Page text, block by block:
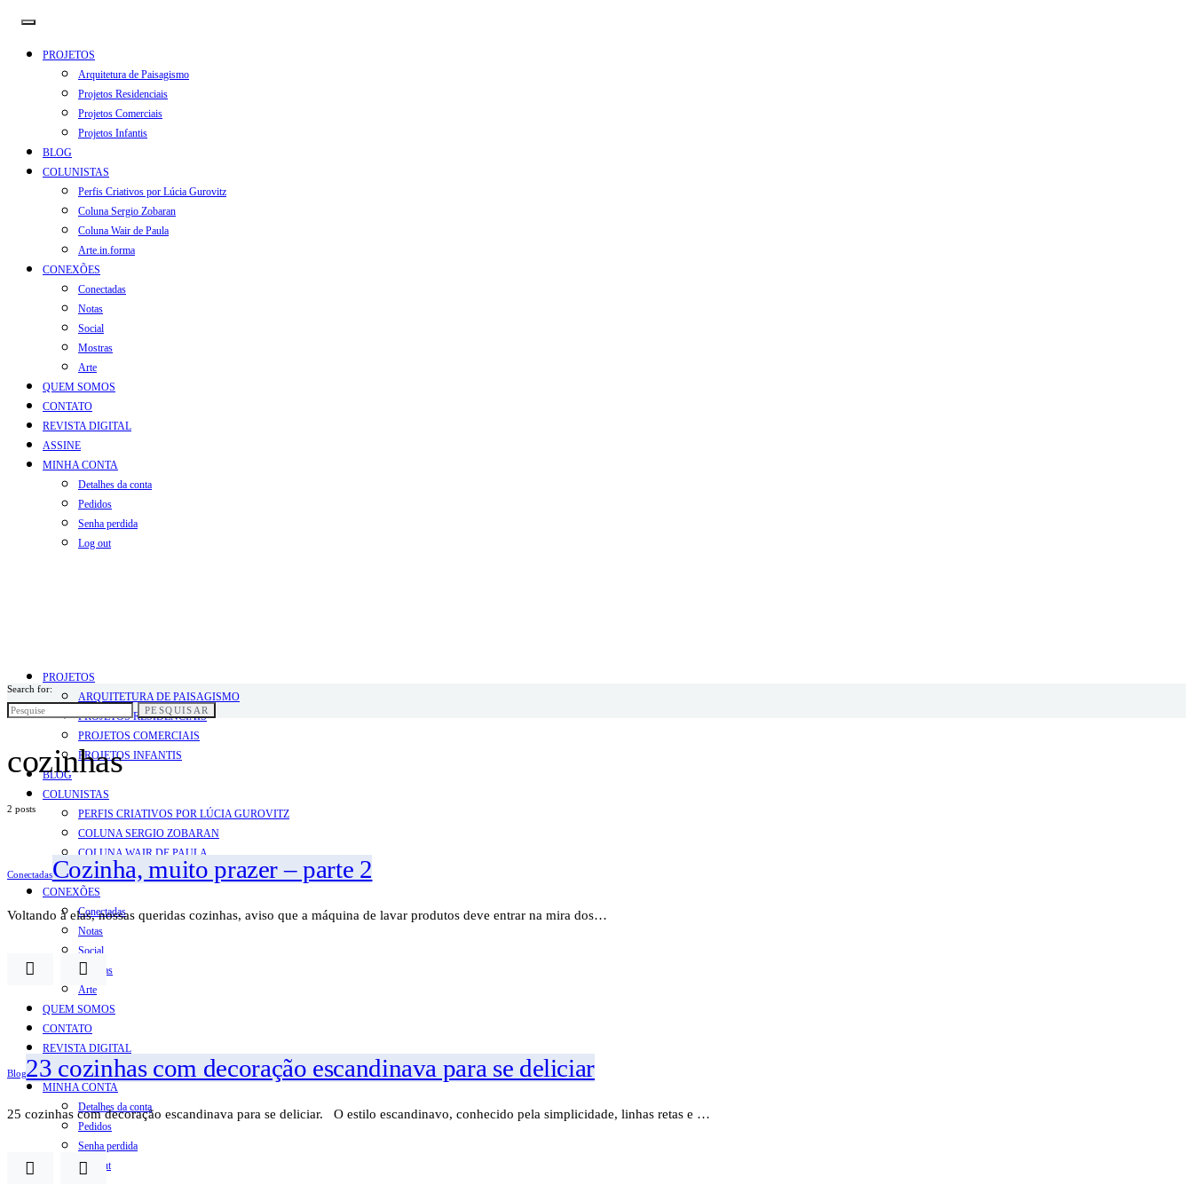
PROJETOS
Arquitetura de Paisagismo
Projetos Residenciais
Projetos Comerciais
Projetos Infantis
BLOG
COLUNISTAS
Perfis Criativos por Lúcia Gurovitz
Coluna Sergio Zobaran
Coluna Wair de Paula
Arte.in.forma
CONEXÕES
Conectadas
Notas
Social
Mostras
Arte
QUEM SOMOS
CONTATO
REVISTA DIGITAL
ASSINE
MINHA CONTA
Detalhes da conta
Pedidos
Senha perdida
Log out
PROJETOS
ARQUITETURA DE PAISAGISMO
PROJETOS RESIDENCIAIS
PROJETOS COMERCIAIS
PROJETOS INFANTIS
BLOG
COLUNISTAS
PERFIS CRIATIVOS POR LÚCIA GUROVITZ
COLUNA SERGIO ZOBARAN
COLUNA WAIR DE PAULA
ARTE.IN.FORMA
CONEXÕES
Conectadas
Notas
Social
Mostras
Arte
QUEM SOMOS
CONTATO
REVISTA DIGITAL
ASSINE
MINHA CONTA
Detalhes da conta
Pedidos
Senha perdida
Log out
Search for:
PESQUISAR
cozinhas
2 posts
ConectadasCozinha, muito prazer – parte 2
Voltando à elas, nossas queridas cozinhas, aviso que a máquina de lavar produtos deve entrar na mira dos…
Blog23 cozinhas com decoração escandinava para se deliciar
25 cozinhas com decoração escandinava para se deliciar. O estilo escandinavo, conhecido pela simplicidade, linhas retas e …